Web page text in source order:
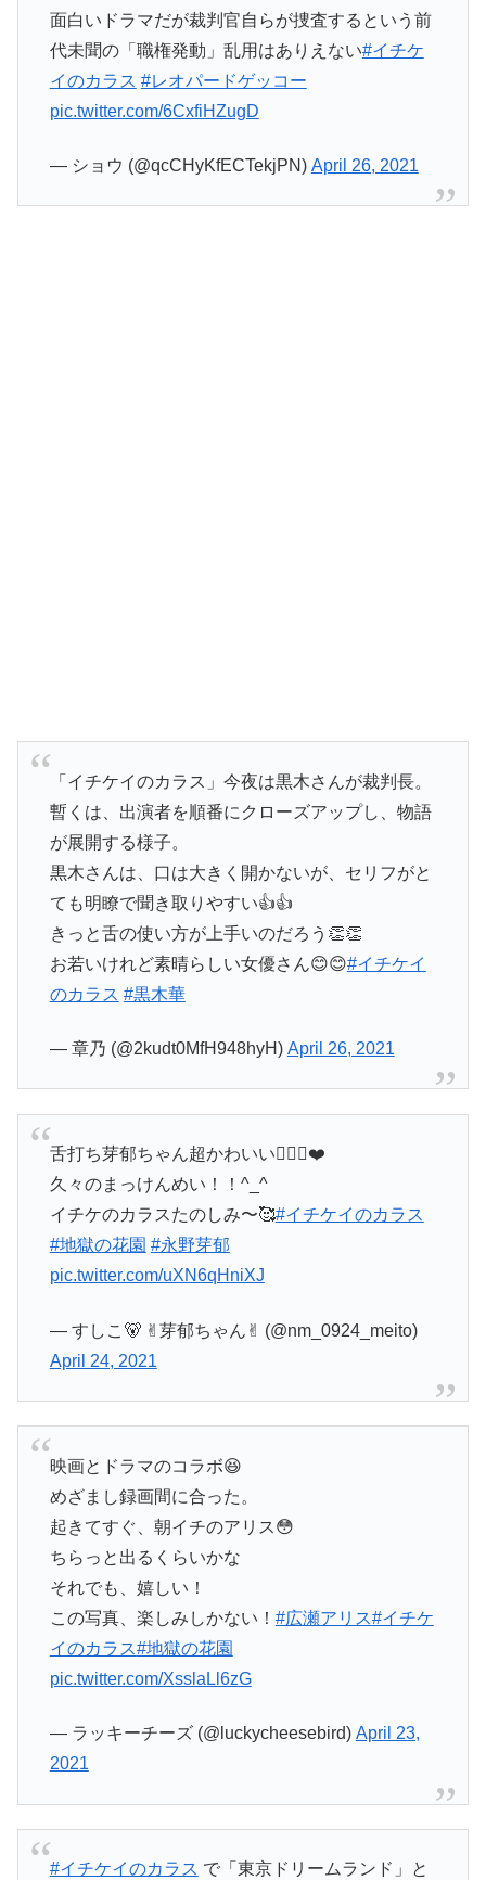
面白いドラマだが裁判官自らが捜査するという前
代未聞の「職権発動」乱用はありえない#イチケ
イのカラス #レオパードゲッコー
pic.twitter.com/6CxfiHZugD
— ショウ (@qcCHyKfECTekjPN) April 26, 2021
「イチケイのカラス」今夜は黒木さんが裁判長。
暫くは、出演者を順番にクローズアップし、物語
が展開する様子。
黒木さんは、口は大きく開かないが、セリフがと
ても明瞭で聞き取りやすい👍👍
きっと舌の使い方が上手いのだろう👏👏
お若いけれど素晴らしい女優さん😊😊#イチケイ
のカラス #黒木華
— 章乃 (@2kudt0MfH948hyH) April 26, 2021
舌打ち芽郁ちゃん超かわいい🤦🏻‍♀️❤️
久々のまっけんめい！！^_^
イチケのカラスたのしみ〜🥰#イチケイのカラス
#地獄の花園 #永野芽郁
pic.twitter.com/uXN6qHniXJ
— すしこ🐻 ✌︎芽郁ちゃん✌︎ (@nm_0924_meito)
April 24, 2021
映画とドラマのコラボ😆
めざまし録画間に合った。
起きてすぐ、朝イチのアリス😳
ちらっと出るくらいかな
それでも、嬉しい！
この写真、楽しみしかない！ #広瀬アリス#イチケ
イのカラス#地獄の花園
pic.twitter.com/XsslaLl6zG
— ラッキーチーズ (@luckycheesebird) April 23,
2021
#イチケイのカラス で「東京ドリームランド」と